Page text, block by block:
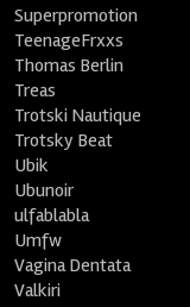
Superpromotion
TeenageFrxxs
Thomas Berlin
Treas
Trotski Nautique
Trotsky Beat
Ubik
Ubunoir
ulfablabla
Umfw
Vagina Dentata
Valkiri